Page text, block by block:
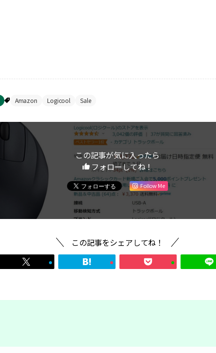
Amazon Logicool Sale
この記事が気に入ったら
フォローしてね！
Follow Me
この記事をシェアしてね！